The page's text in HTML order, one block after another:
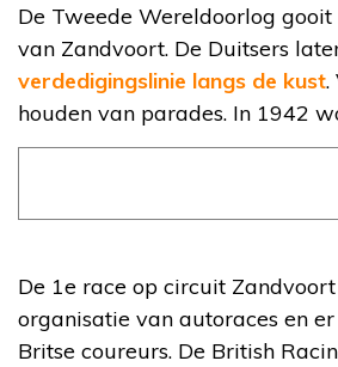
De Tweede Wereldoorlog
van Zandvoort. De Duitsers
verdedigingslinie langs de kust.
houden van parades. In 1942
De 1e race op circuit
organisatie van autoraces en
Britse coureurs. De British